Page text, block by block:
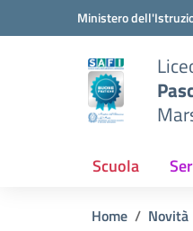
Vai ai contenuti
Vai al menu di navigazione
Ministero
Scuola
Home Novità